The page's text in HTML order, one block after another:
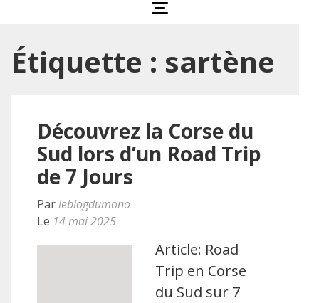
Étiquette : sartène
Découvrez la Corse du
Sud lors d’un Road Trip
de 7 Jours
Parleblogdumono
Le 14 mai 2025
Article: Road
Trip en Corse
du Sud sur 7